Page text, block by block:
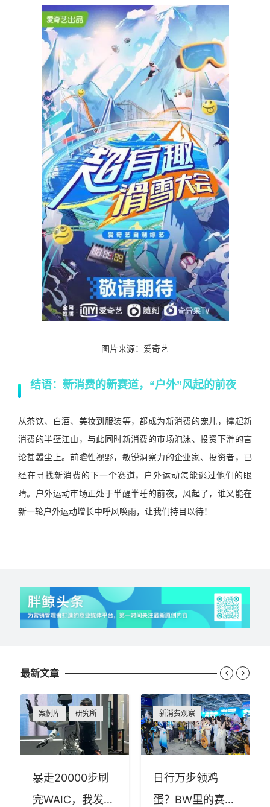
图片来源：爱奇艺
结语：新消费的新赛道，“户外”风起的前夜
从茶饮、白酒、美妆到服装等，都成为新消费的宠儿，撑起新
消费的半壁江山，与此同时新消费的市场泡沫、投资下滑的言
论甚嚣尘上。前瞻性视野，敏锐洞察力的企业家、投资者，已
经在寻找新消费的下一个赛道，户外运动怎能逃过他们的眼
睛。户外运动市场正处于半醒半睡的前夜，风起了，谁又能在
新一轮户外运动增长中呼风唤雨，让我们持目以待！
最新文章
案例库 研究所
暴走20000步刷
完WAIC，我发现
新消费观察
日行万步领鸡
蛋？BW里的赛博
 